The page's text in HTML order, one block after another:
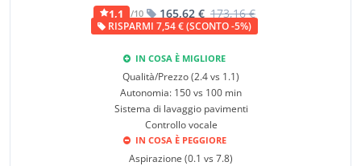
1,1 /10 165,62 € 173,16 €
RISPARMI 7,54 € (SCONTO -5%)
IN COSA È MIGLIORE
Qualità/Prezzo (2.4 vs 1.1)
Autonomia: 150 vs 100 min
Sistema di lavaggio pavimenti
Controllo vocale
IN COSA È PEGGIORE
Aspirazione (0.1 vs 7.8)